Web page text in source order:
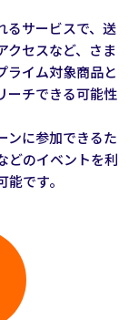
るサービスで、送
クセスなど、さま
ライム対象商品と
ーチできる可能性
ンに参加できるた
どのイベントを利
です。